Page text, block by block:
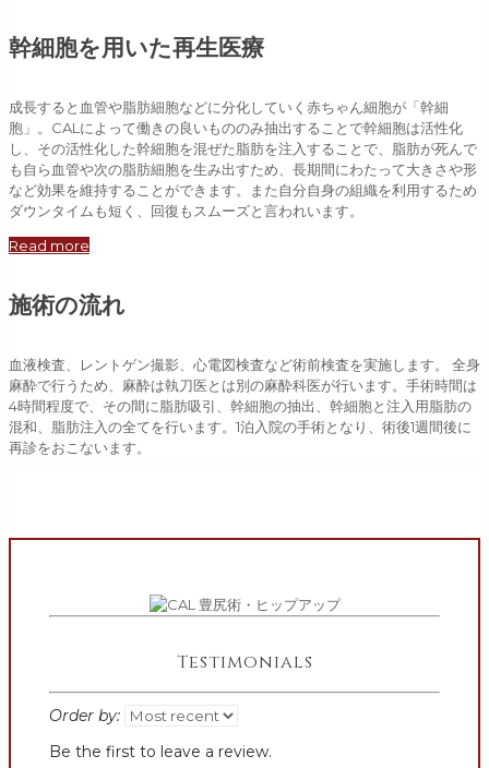
幹細胞を用いた再生医療
成長すると血管や脂肪細胞などに分化していく赤ちゃん細胞が「幹細
胞」。CALによって働きの良いもののみ抽出することで幹細胞は活性化
し、その活性化した幹細胞を混ぜた脂肪を注入することで、脂肪が死んで
も自ら血管や次の脂肪細胞を生み出すため、長期間にわたって大きさや形
など効果を維持することができます。また自分自身の組織を利用するため
ダウンタイムも短く、回復もスムーズと言われいます。
Read more
施術の流れ
血液検査、レントゲン撮影、心電図検査など術前検査を実施します。 全身
麻酔で行うため、麻酔は執刀医とは別の麻酔科医が行います。手術時間は
4時間程度で、その間に脂肪吸引、幹細胞の抽出、幹細胞と注入用脂肪の
混和、脂肪注入の全てを行います。1泊入院の手術となり、術後1週間後に
再診をおこないます。
Testimonials
Order by:
Be the first to leave a review.